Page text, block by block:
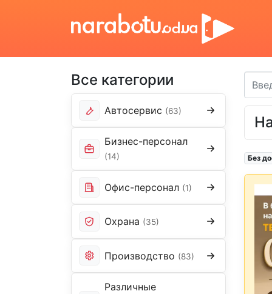
Все категории
Автосервис (63)
Бизнес-персонал
(14)
Офис-персонал (1)
Охрана (35)
Производство (83)
Различные
Без